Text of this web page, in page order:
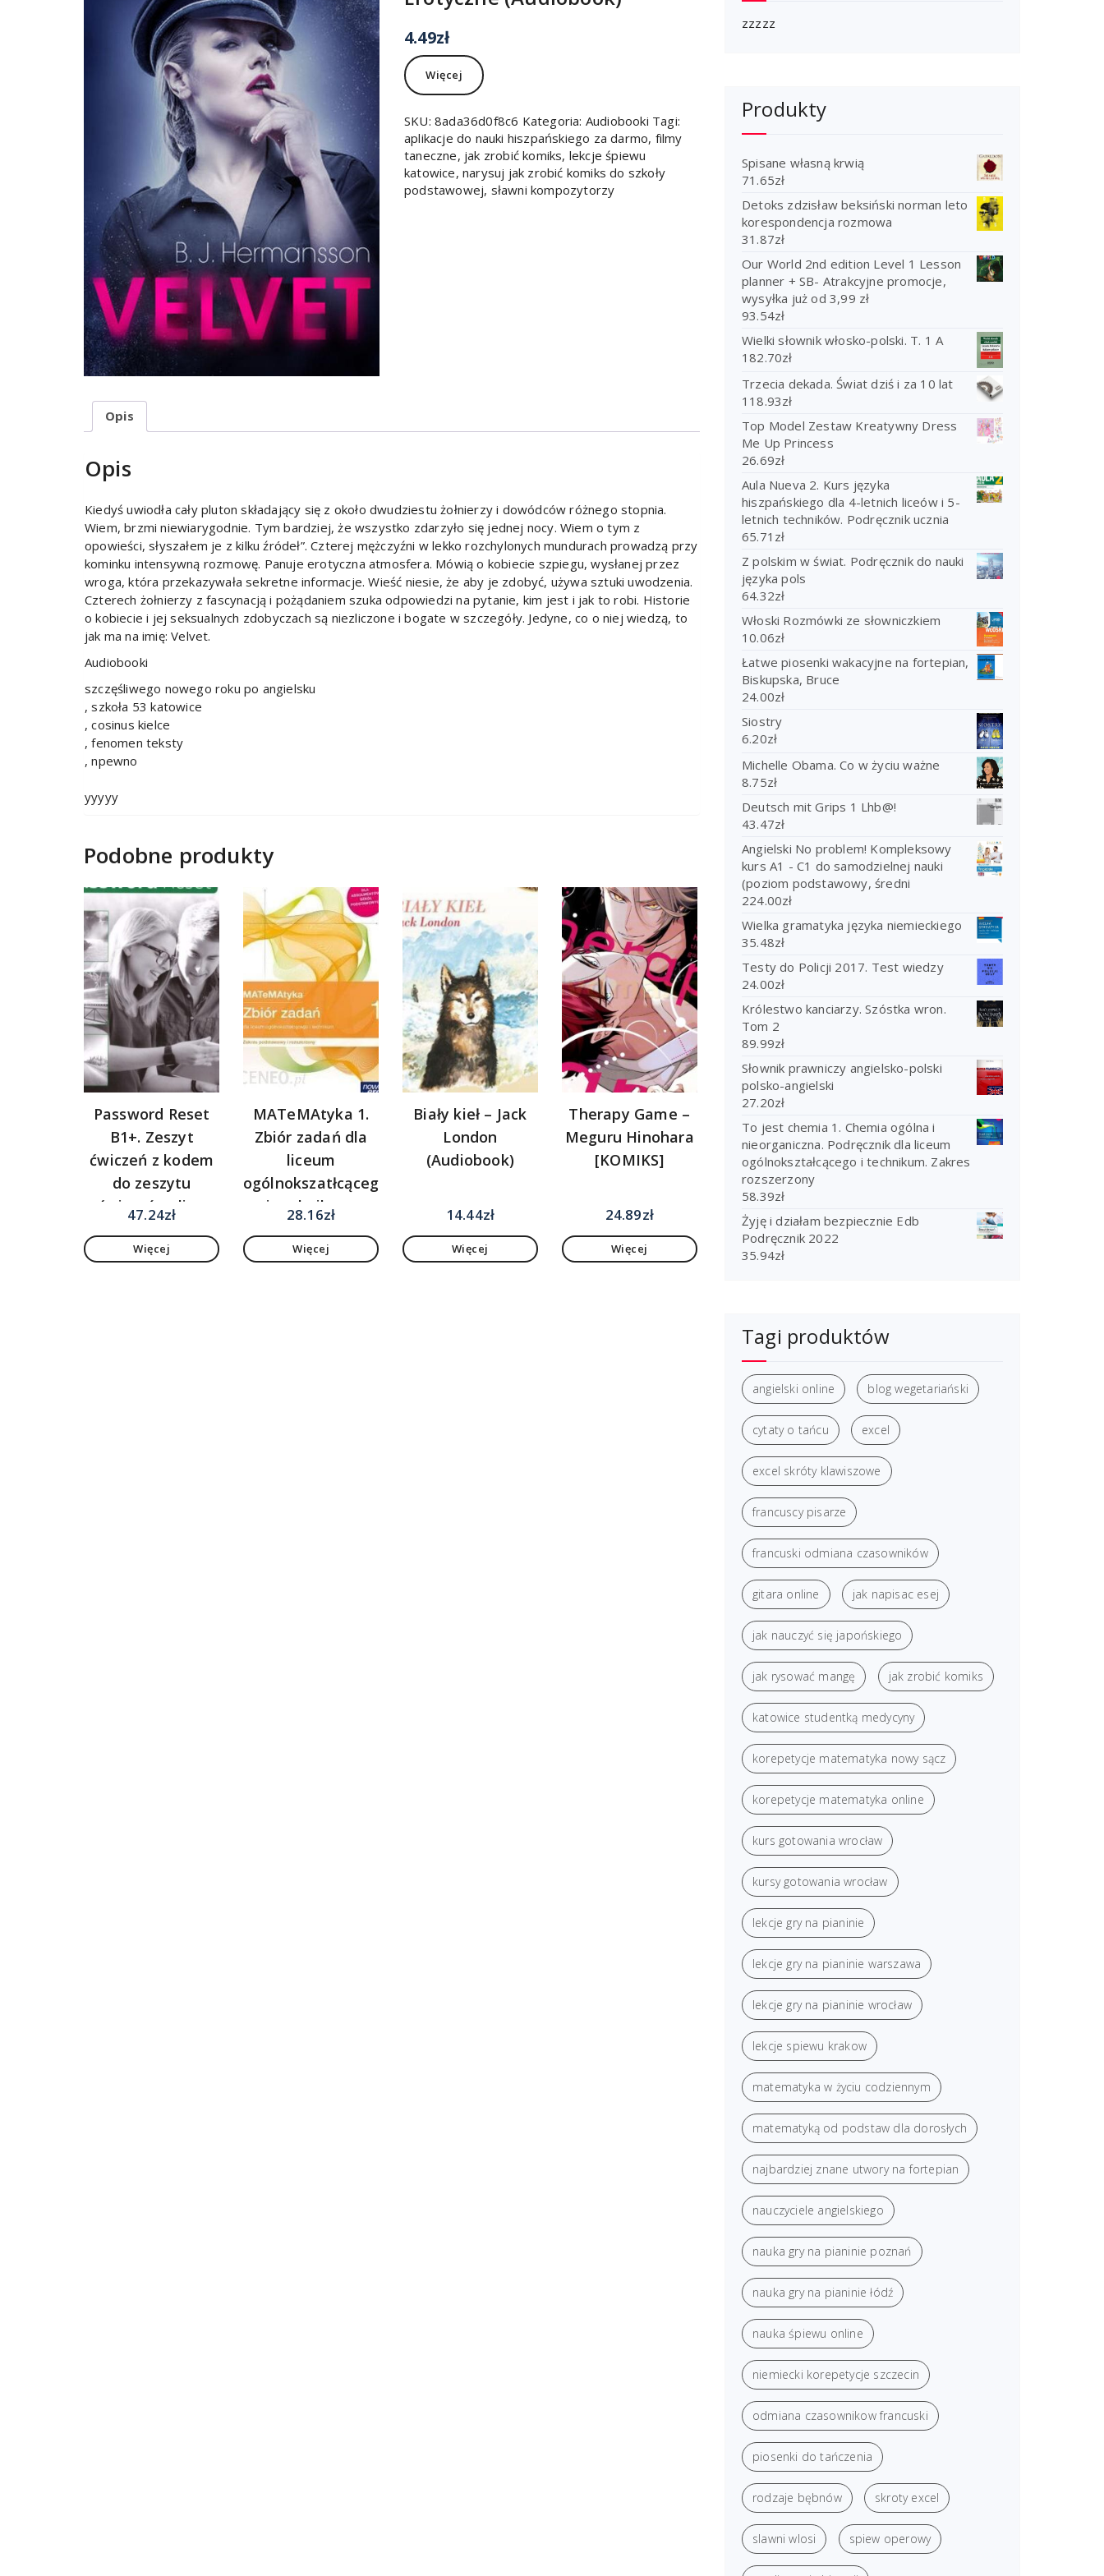
4.49zł
Więcej
SKU: 8ada36d0f8c6 Kategoria: Audiobooki Tagi:
aplikacje do nauki hiszpańskiego za darmo, filmy
taneczne, jak zrobić komiks, lekcje śpiewu
katowice,narysuj jak zrobić komiks do szkoły
podstawowej, sławni kompozytorzy
Opis
Opis
Kiedyś uwiodła cały pluton składający się z około dwudziestu żołnierzy i dowódców różnego stopnia.
Wiem, brzmi niewiarygodnie. Tym bardziej, że wszystko zdarzyło się jednej nocy. Wiem o tym z
opowieści, słyszałem je z kilku źródeł”. Czterej mężczyźni w lekko rozchylonych mundurach prowadzą przy
kominku intensywną rozmowę. Panuje erotyczna atmosfera. Mówią o kobiecie szpiegu, wysłanej przez
wroga, która przekazywała sekretne informacje. Wieść niesie, że aby je zdobyć, używa sztuki uwodzenia.
Czterech żołnierzy z fascynacją i pożądaniem szuka odpowiedzi na pytanie, kim jest i jak to robi. Historie
o kobiecie i jej seksualnych zdobyczach są niezliczone i bogate w szczegóły. Jedyne, co o niej wiedzą, to
jak ma na imię: Velvet.
Audiobooki
szczęśliwego nowego roku po angielsku
, szkoła 53 katowice
, cosinus kielce
, fenomen teksty
, npewno
yyyyy
Podobne produkty
Password Reset
B1+. Zeszyt
ćwiczeń z kodem
do zeszytu
ćwiczeń online
47.24zł
Więcej
MATeMAtyka 1.
Zbiór zadań dla
liceum
ogólnokszatłcącego
i technikum.
podstawowy i
28.16zł
Więcej
Biały kieł – Jack
London
(Audiobook)
14.44zł
Więcej
Therapy Game –
Meguru Hinohara
[KOMIKS]
24.89zł
Więcej
zzzzz
Produkty
Spisane własną krwią
71.65zł
Detoks zdzisław beksiński norman leto
korespondencja rozmowa
31.87zł
Our World 2nd edition Level 1 Lesson
planner + SB- Atrakcyjne promocje,
wysyłka już od 3,99 zł
93.54zł
Wielki słownik włosko-polski. T. 1 A
182.70zł
Trzecia dekada. Świat dziś i za 10 lat
118.93zł
Top Model Zestaw Kreatywny Dress
Me Up Princess
26.69zł
Aula Nueva 2. Kurs języka
hiszpańskiego dla 4-letnich liceów i 5-
letnich techników. Podręcznik ucznia
65.71 zł
Z polskim w świat. Podręcznik do nauki
języka pols
64.32zł
Włoski Rozmówki ze słowniczkiem
10.06zł
Łatwe piosenki wakacyjne na fortepian,
Biskupska, Bruce
24.00zł
Siostry
6.20zł
Michelle Obama. Co w życiu ważne
8.75zł
Deutsch mit Grips 1 Lhb@!
43.47zł
Angielski No problem! Kompleksowy
kurs A1 - C1 do samodzielnej nauki
(poziom podstawowy, średni
224.00zł
Wielka gramatyka języka niemieckiego
35.48zł
Testy do Policji 2017. Test wiedzy
24.00zł
Królestwo kanciarzy. Szóstka wron.
Tom 2
89.99zł
Słownik prawniczy angielsko-polski
polsko-angielski
27.20zł
To jest chemia 1. Chemia ogólna i
nieorganiczna. Podręcznik dla liceum
ogólnokształcącego i technikum. Zakres
rozszerzony
58.39zł
Żyję i działam bezpiecznie Edb
Podręcznik 2022
35.94zł
Tagi produktów
angielski online blog wegetariański
cytaty o tańcu excel
excel skróty klawiszowe
francuscy pisarze
francuski odmiana czasowników
gitara online jak napisac esej
jak nauczyć się japońskiego
jak rysować mangę jak zrobić komiks
katowice studentką medycyny
korepetycje matematyka nowy sącz
korepetycje matematyka online
kurs gotowania wrocław
kursy gotowania wrocław
lekcje gry na pianinie
lekcje gry na pianinie warszawa
lekcje gry na pianinie wrocław
lekcje spiewu krakow
matematyka w życiu codziennym
matematyką od podstaw dla dorosłych
najbardziej znane utwory na fortepian
nauczyciele angielskiego
nauka gry na pianinie poznań
nauka gry na pianinie łódź
nauka śpiewu online
niemiecki korepetycje szczecin
odmiana czasownikow francuski
piosenki do tańczenia
rodzaje bębnów skroty excel
slawni wlosi spiew operowy